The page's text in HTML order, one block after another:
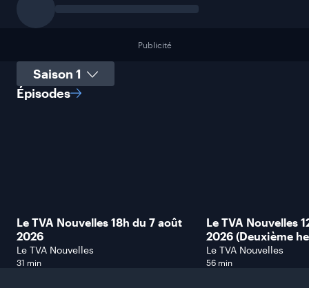
Publicité
Sélectionner une saison
Épisodes
Le TVA Nouvelles 18h du 7 août
2026
Le TVA Nouvelles
31 min
Le TVA Nouvelles
2026 (Deuxième
Le TVA Nouvelles
56 min